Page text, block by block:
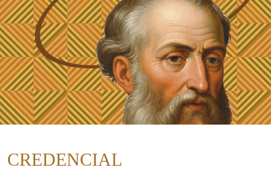
CREDENCIAL